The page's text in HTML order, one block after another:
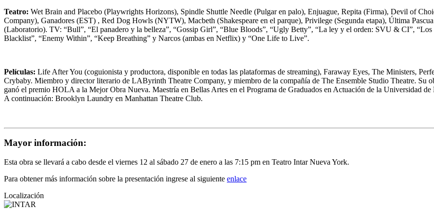
Teatro: Wet Brain and Placebo (Playwrights Horizons), Spindle Shuttle Needle (Pulgar en palo), Enjuague, Repita (Firma), Devil of
Company), Ganadores (EST) , Red Dog Howls (NYTW), Macbeth (Shakespeare en el parque), Privilege (Segunda etapa), Última
(Laboratorio). TV: “Bull”, “El panadero y la belleza”, “Gossip Girl”, “Blue Bloods”, “Ugly Betty”, “La ley y el orden: SVU & CI”,
Blacklist”, “Enemy Within”, “Keep Breathing” y Narcos (ambas en Netflix) y “One Life to Live”.
Películas: Life After You (coguionista y productora, disponible en todas las plataformas de streaming), Faraway Eyes, The Ministers,
Crybaby. Miembro y director literario de LAByrinth Theatre Company, y miembro de la compañía de The Ensemble Studio Theatre. Su
ganó el premio HOLA a la Mejor Obra Nueva. Maestría en Bellas Artes en el Programa de Graduados en Actuación de la Universidad
A continuación: Brooklyn Laundry en Manhattan Theatre Club.
Mayor información:
Esta obra se llevará a cabo desde el viernes 12 al sábado 27 de enero a las 7:15 pm en Teatro Intar Nueva York.
Para obtener más información sobre la presentación ingrese al siguiente enlace
Localización